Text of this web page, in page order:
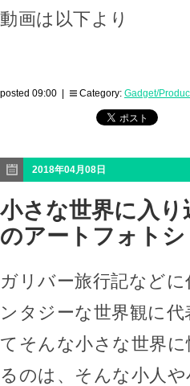
動画は以下より
posted 09:00 | Category: Gadget/
2018年04月08日
小さな世界に入
のアートフォト
ガリバー旅行記など
ンタジーな世界観に
てそんな小さな世界
るのは、そんな小人